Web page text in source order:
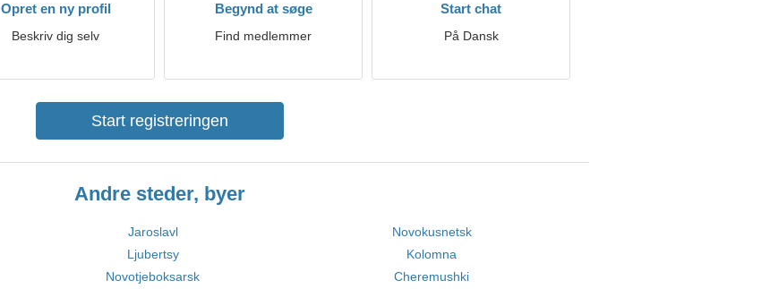
Opret en ny profil
Beskriv dig selv
Begynd at søge
Find medlemmer
Start chat
På Dansk
Start registreringen
Andre steder, byer
Jaroslavl
Novokusnetsk
Ljubertsy
Kolomna
Novotjeboksarsk Cheremushki